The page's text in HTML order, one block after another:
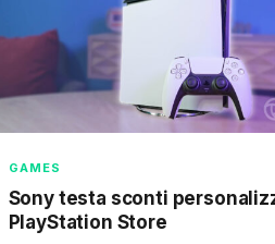
GAMES
Sony testa sconti
PlayStation Store